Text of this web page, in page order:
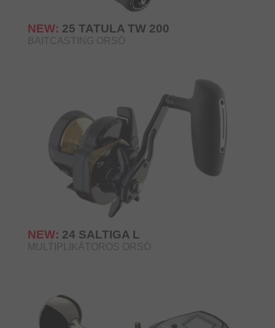
NEW: 25 TATULA TW 200
BAITCASTING ORSÓ
NEW: 24 SALTIGA L
MULTIPLIKÁTOROS ORSÓ